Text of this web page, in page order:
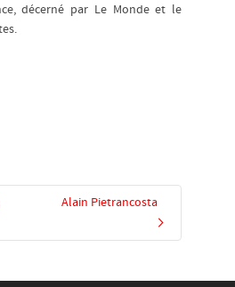
décerné par Le Monde et le
Alain Pietrancosta